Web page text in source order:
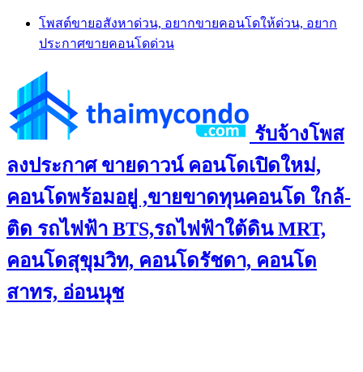
Skip
content
โพสต์ขายอสังหาด่วน, อยากขายคอนโดให้ด่วน, อยาก
ประกาศขายคอนโดด่วน
รับจ้างโพส
ลงประกาศ ขายดาวน์ คอนโดเปิดใหม่,
คอนโดพร้อมอยู่ ,ขายขาดทุนคอนโด ใกล้-
ติด รถไฟฟ้า BTS,รถไฟฟ้าใต้ดิน MRT,
คอนโดสุขุมวิท, คอนโดรัชดา, คอนโด
สาทร, อ่อนนุช